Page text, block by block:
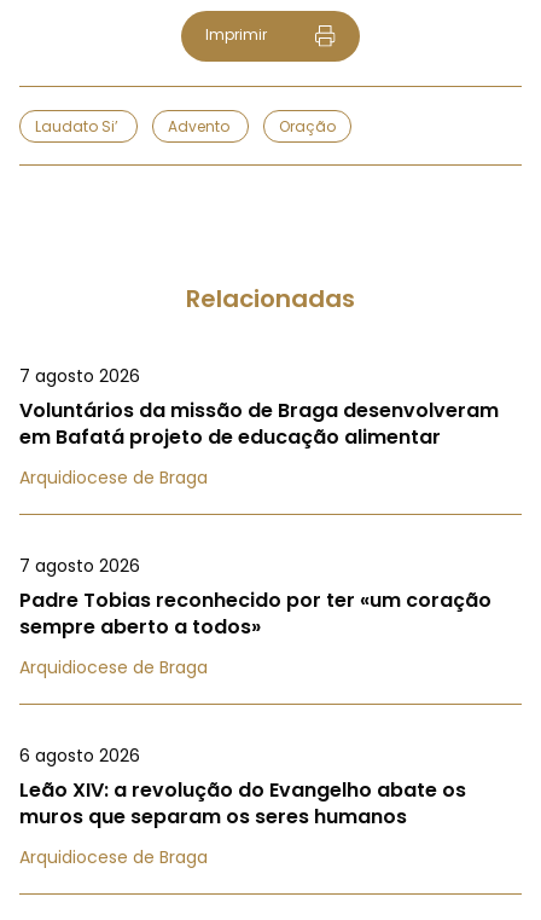
Imprimir
Laudato Si’ Advento Oração
Relacionadas
7 agosto 2026
Voluntários da missão de Braga desenvolveram
em Bafatá projeto de educação alimentar
Arquidiocese de Braga
7 agosto 2026
Padre Tobias reconhecido por ter «um coração
sempre aberto a todos»
Arquidiocese de Braga
6 agosto 2026
Leão XIV: a revolução do Evangelho abate os
muros que separam os seres humanos
Arquidiocese de Braga